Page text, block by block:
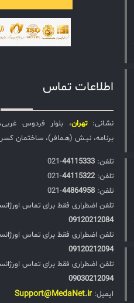
اطلاعات تماس
نشانی:تهران، بلوار فردوس غربی،
برنامه، نبـش (هـمافر)، ساختمان
تلفن:‌ 44115333
-021
تلفن:‌44115322
-021
تلفن:‌ 44864958
-021
تلفن اضطراری فقط برای تماس
09120212084
تلفن اضطراری فقط برای تماس
09120212094
تلفن اضطراری فقط برای تماس
09030212094
ایمیل: Support@MedaNet.ir